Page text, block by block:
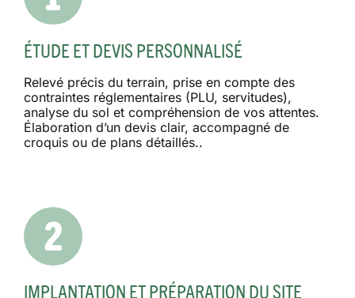
ÉTUDE ET DEVIS PERSONNALISÉ
Relevé précis du terrain, prise en compte des
contraintes réglementaires (PLU, servitudes),
analyse du sol et compréhension de vos attentes.
Élaboration d’un devis clair, accompagné de
croquis ou de plans détaillés..
IMPLANTATION ET PRÉPARATION DU SITE